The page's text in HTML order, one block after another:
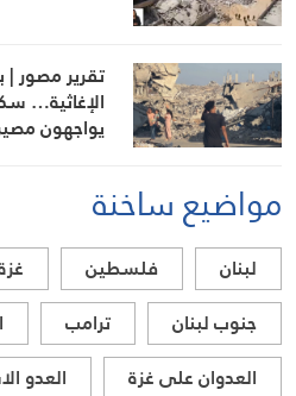
تقرير مصور
الإغاثية…
يواجهون
مواضيع ساخنة
لبنان فلسطين
جنوب لبنان
ترامب
العدوان على غزة
العدو